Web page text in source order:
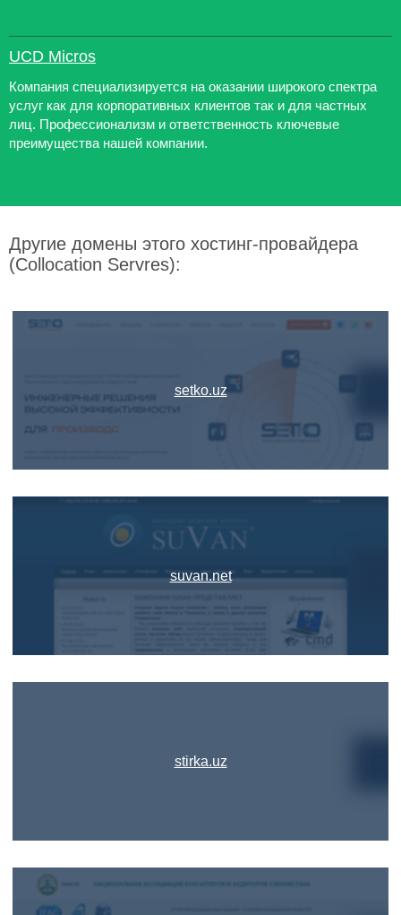
UCD Micros
Компания специализируется на оказании широкого спектра
услуг как для корпоративных клиентов так и для частных
лиц. Профессионализм и ответственность ключевые
преимущества нашей компании.
Другие домены этого хостинг-провайдера
(Collocation Servres):
setko.uz
suvan.net
stirka.uz